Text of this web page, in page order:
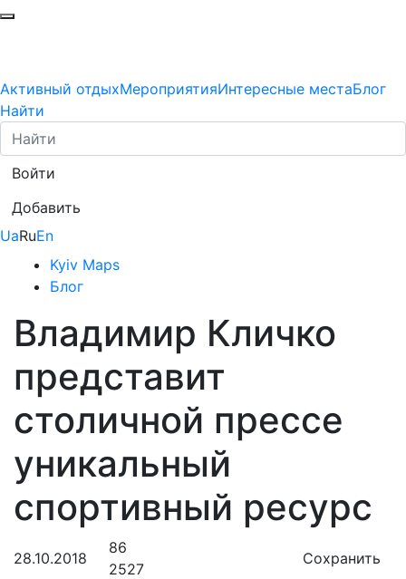
Активный отдыхМероприятияИнтересные местаБлог
Найти
Войти
Добавить
UaRuEn
Kyiv Maps
Блог
Владимир Кличко
представит
столичной прессе
уникальный
спортивный ресурс
28.10.2018
86
2527
Сохранить